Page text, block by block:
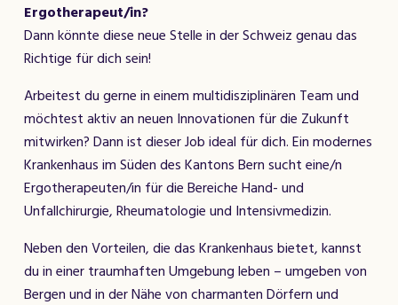
Ergotherapeut/in?
Dann könnte diese neue Stelle in der Schweiz genau das
Richtige für dich sein!
Arbeitest du gerne in einem multidisziplinären Team und
möchtest aktiv an neuen Innovationen für die Zukunft
mitwirken? Dann ist dieser Job ideal für dich. Ein modernes
Krankenhaus im Süden des Kantons Bern sucht eine/n
Ergotherapeuten/in für die Bereiche Hand- und
Unfallchirurgie, Rheumatologie und Intensivmedizin.
Neben den Vorteilen, die das Krankenhaus bietet, kannst
du in einer traumhaften Umgebung leben – umgeben von
Bergen und in der Nähe von charmanten Dörfern und